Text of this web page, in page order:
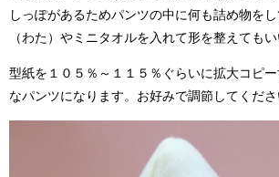
しっぽがあるためパンツの中に何も詰め物を
（わた）やミニタオルを入れて形を整えてもい
型紙を１０５％～１１５％ぐらいに拡大コピ
なパンツになります。お好みで調節してくださ